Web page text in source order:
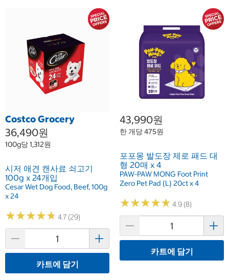
Costco Grocery
36,490원
100g당 1,312원
시저 애견 캔사료 쇠고기
100g x 24개입
Cesar Wet Dog Food, Beef, 100g
x 24
★★★★★
★★★★★ 4.7 (29)
카트에 담기
43,990원
한 개당 475원
포포몽 발도장 제로 패드 대
형 20매 x 4
PAW-PAW MONG Foot Print
Zero Pet Pad (L) 20ct x 4
★★★★★
★★★★★ 4.9 (8)
카트에 담기